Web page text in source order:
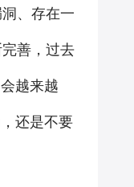
、存在一
善，过去
越来越
还是不要